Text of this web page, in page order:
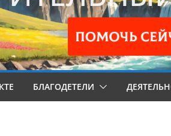
БЛАГОДЕТЕЛИ